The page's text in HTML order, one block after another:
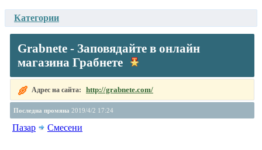
Категории
Grabnete - Заповядайте в онлайн
магазина Грабнете
Адрес на сайта: http://grabnete.com/
Последна промяна 2019/4/2 17:24
Пазар Смесени